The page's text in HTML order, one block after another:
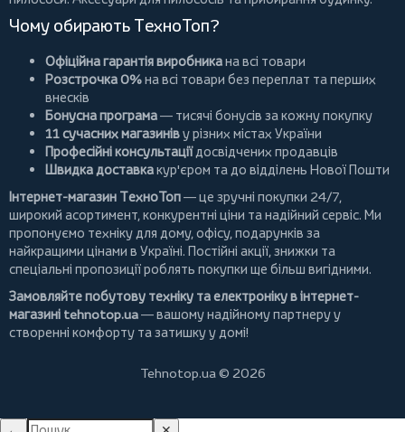
Чому обирають ТехноТоп?
Офіційна гарантія виробникана всі товари
Розстрочка 0%на всі товари без переплат та перших
внесків
Бонусна програма— тисячі бонусів за кожну покупку
11 сучасних магазиніву різних містах України
Професійні консультаціїдосвідчених продавців
Швидка доставкакур'єром та до відділень Нової Пошти
Інтернет-магазин ТехноТоп— це зручні покупки 24/7,
широкий асортимент, конкурентні ціни та надійний сервіс. Ми
пропонуємо техніку для дому, офісу, подарунків за
найкращими цінами в Україні. Постійні акції, знижки та
спеціальні пропозиції роблять покупки ще більш вигідними.
Замовляйте побутову техніку та електроніку в інтернет-
магазині tehnotop.ua— вашому надійному партнеру у
створенні комфорту та затишку у домі!
Tehnotop.ua © 2026